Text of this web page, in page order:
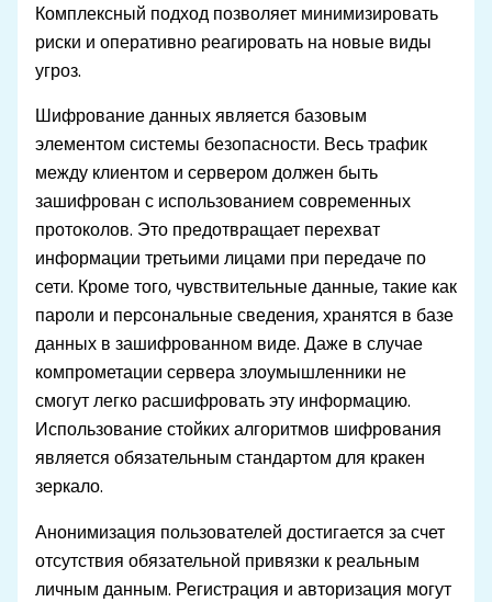
Комплексный подход позволяет минимизировать
риски и оперативно реагировать на новые виды
угроз.
Шифрование данных является базовым
элементом системы безопасности. Весь трафик
между клиентом и сервером должен быть
зашифрован с использованием современных
протоколов. Это предотвращает перехват
информации третьими лицами при передаче по
сети. Кроме того, чувствительные данные, такие как
пароли и персональные сведения, хранятся в базе
данных в зашифрованном виде. Даже в случае
компрометации сервера злоумышленники не
смогут легко расшифровать эту информацию.
Использование стойких алгоритмов шифрования
является обязательным стандартом для кракен
зеркало.
Анонимизация пользователей достигается за счет
отсутствия обязательной привязки к реальным
личным данным. Регистрация и авторизация могут